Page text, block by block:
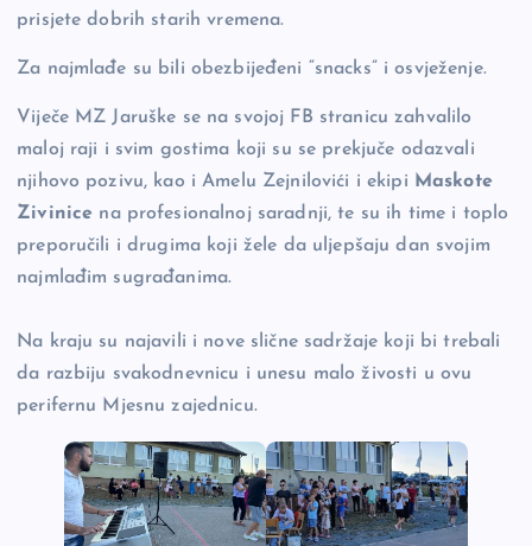
prisjete dobrih starih vremena.
Za najmlađe su bili obezbijeđeni “snacks” i osvježenje.
Viječe MZ Jaruške se na svojoj FB stranicu zahvalilo
maloj raji i svim gostima koji su se prekjuče odazvali
njihovo pozivu, kao i Amelu Zejnilovići i ekipi Maskote
Zivinice na profesionalnoj saradnji, te su ih time i toplo
preporučili i drugima koji žele da uljepšaju dan svojim
najmlađim sugrađanima.
Na kraju su najavili i nove slične sadržaje koji bi trebali
da razbiju svakodnevnicu i unesu malo živosti u ovu
perifernu Mjesnu zajednicu.